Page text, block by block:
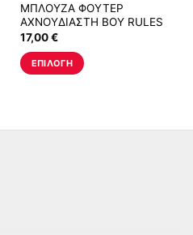
ΜΠΛΟΥΖΑ ΦΟΥΤΕΡ
ΑΧΝΟΥΔΙΑΣΤΗ BOY RULES
ΧΑΚΙ
17,00€
ΕΠΙΛΟΓΉ
έχει